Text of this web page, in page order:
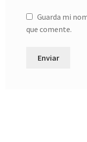
Guarda mi
que comente.